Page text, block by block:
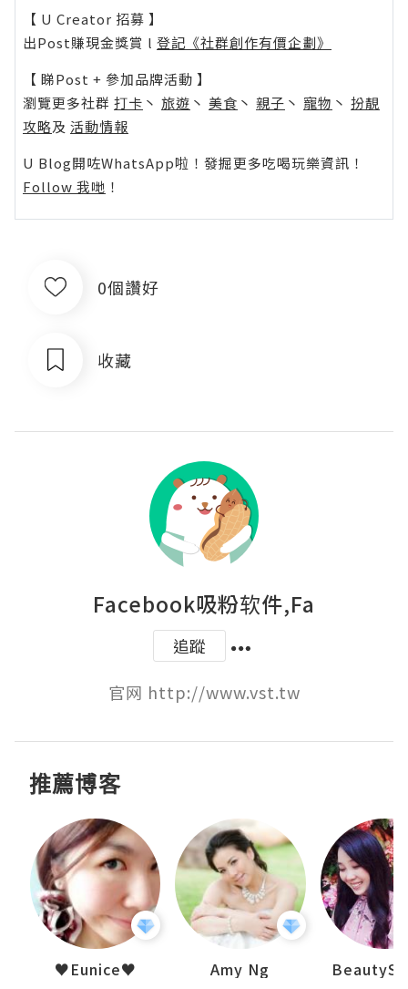
【 U Creator 招募 】
出Post賺現金獎賞 l 登記《社群創作有價企劃》
【 睇Post + 參加品牌活動 】
瀏覽更多社群 打卡 丶 旅遊 丶 美食 丶 親子 丶 寵物 丶 扮靚
攻略及 活動情報
U Blog開咗WhatsApp啦！發掘更多吃喝玩樂資訊！
Follow 我哋 ！
0個讚好
收藏
Facebook吸粉软件,Fa
追蹤
官网 http://www.vst.tw
推薦博客
♥Eunice♥ Amy Ng